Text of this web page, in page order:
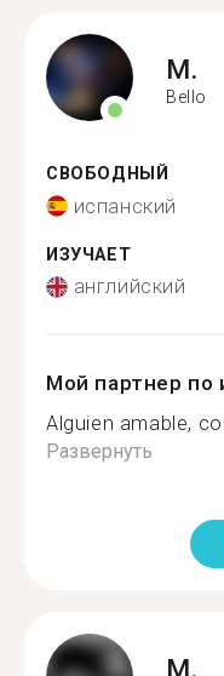
M.
Bello
СВОБОДНЫЙ
испанский
ИЗУЧАЕТ
английский
Мой партнер по
Alguien amable,
Развернуть
M.